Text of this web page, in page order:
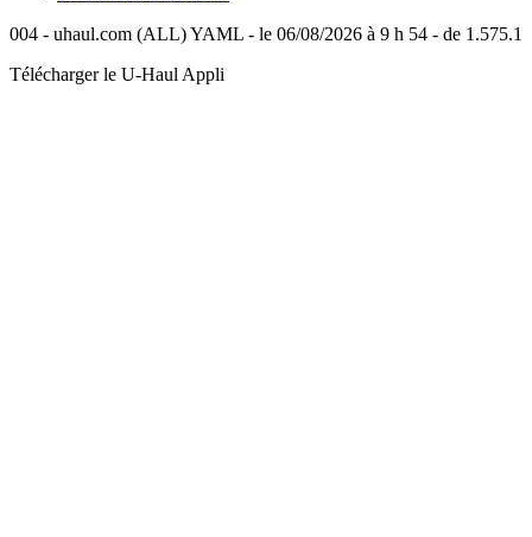
004 - uhaul.com (ALL) YAML - le 06/08/2026 à 9 h 54 - de 1.575.1
Télécharger le U-Haul Appli